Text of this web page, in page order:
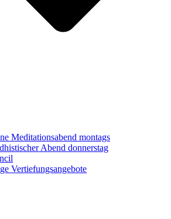
Meditationsabend montags
Abend donnerstag
Vertiefungsangebote